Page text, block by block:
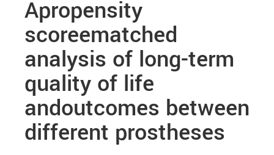
Apropensity
scoreematched
analysis of long-term
quality of life
andoutcomes between
different prostheses